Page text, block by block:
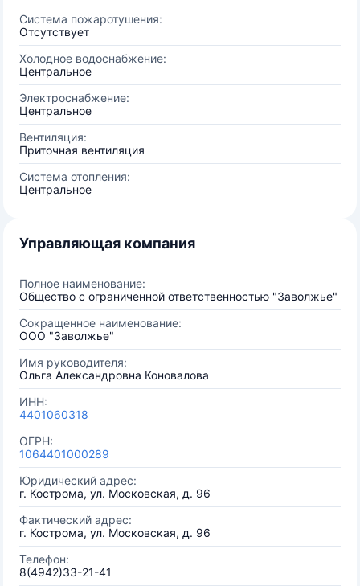
Система пожаротушения:
Отсутствует
Холодное водоснабжение:
Центральное
Электроснабжение:
Центральное
Вентиляция:
Приточная вентиляция
Система отопления:
Центральное
Управляющая компания
Полное наименование:
Общество с ограниченной ответственностью "Заволжье"
Сокращенное наименование:
ООО "Заволжье"
Имя руководителя:
Ольга Александровна Коновалова
ИНН:
4401060318
ОГРН:
1064401000289
Юридический адрес:
г. Кострома, ул. Московская, д. 96
Фактический адрес:
г. Кострома, ул. Московская, д. 96
Телефон:
8(4942)33-21-41